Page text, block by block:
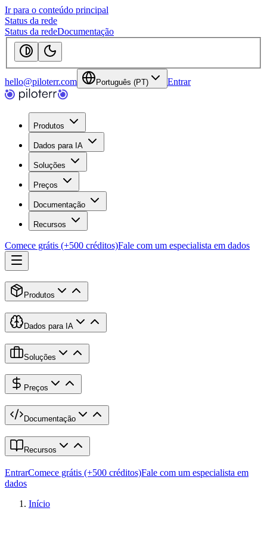
Ir para o conteúdo principal
Status da rede
Status da redeDocumentação
hello@piloterr.com Português (PT) Entrar
Produtos
Dados para IA
Soluções
Preços
Documentação
Recursos
Comece grátis (+500 créditos)Fale com um especialista em dados
Produtos
Dados para IA
Soluções
Preços
Documentação
Recursos
EntrarComece grátis (+500 créditos)Fale com um especialista em
dados
Início